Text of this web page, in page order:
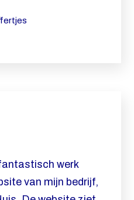
werk
van mijn bedrijf,